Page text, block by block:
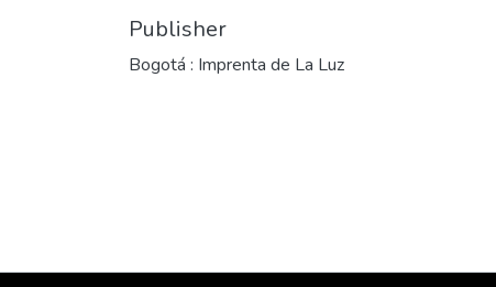
Publisher
Bogotá : Imprenta de La Luz